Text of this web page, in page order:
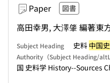
Paper 図書
高田幸男, 大澤肇 編著東
Subject Heading 史料 中国
Authority（Subject Heading/
国 史料学 History--Sources